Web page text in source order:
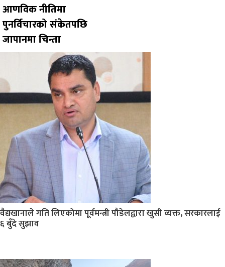
आणविक नीतिमा
पुनर्विचारको संकेतपछि
जापानमा चिन्ता
वैद्यखानाले गति लिएकोमा पूर्वमन्त्री पौडेलद्वारा खुसी व्यक्त, सरकारलाई
६ बुँदे सुझाव